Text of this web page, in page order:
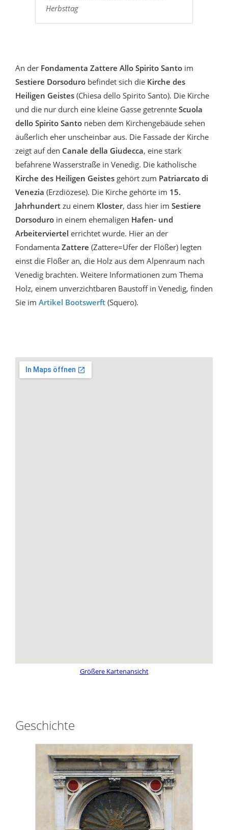
Herbsttag
An der Fondamenta Zattere Allo Spirito Santo im
Sestiere Dorsoduro befindet sich die Kirche des
Heiligen Geistes (Chiesa dello Spirito Santo). Die Kirche
und die nur durch eine kleine Gasse getrennte Scuola
dello Spirito Santo neben dem Kirchengebäude sehen
äußerlich eher unscheinbar aus. Die Fassade der Kirche
zeigt auf den Canale della Giudecca, eine stark
befahrene Wasserstraße in Venedig. Die katholische
Kirche des Heiligen Geistes gehört zum Patriarcato di
Venezia (Erzdiözese). Die Kirche gehörte im 15.
Jahrhundert zu einem Kloster, dass hier im Sestiere
Dorsoduro in einem ehemaligen Hafen- und
Arbeiterviertel errichtet wurde. Hier an der
Fondamenta Zattere (Zattere=Ufer der Flößer) legten
einst die Flößer an, die Holz aus dem Alpenraum nach
Venedig brachten. Weitere Informationen zum Thema
Holz, einem unverzichtbaren Baustoff in Venedig, finden
Sie im Artikel Bootswerft (Squero).
Größere Kartenansicht
Geschichte